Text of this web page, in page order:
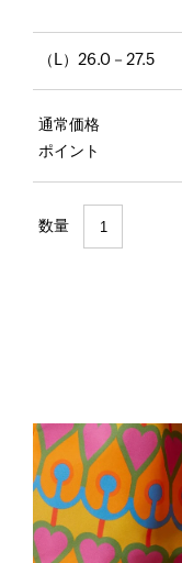
（L）26.0－27.5
通常価格
ポイント
数量